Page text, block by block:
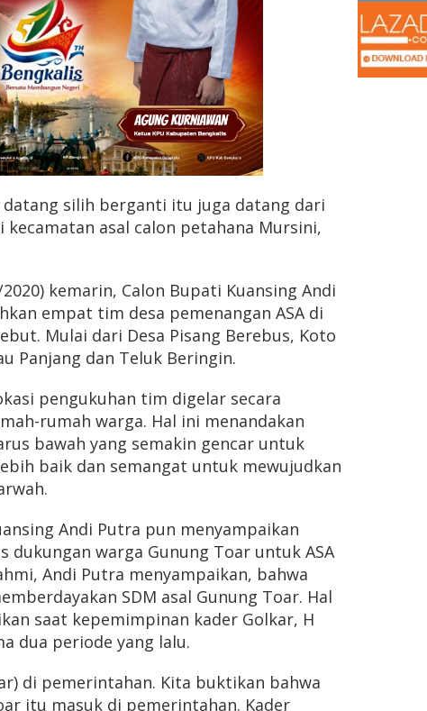
datang silih berganti itu juga datang dari
kecamatan asal calon petahana Mursini,
kemarin, Calon Bupati Kuansing Andi
empat tim desa pemenangan ASA di
Mulai dari Desa Pisang Berebus, Koto
Panjang dan Teluk Beringin.
pengukuhan tim digelar secara
rumah warga. Hal ini menandakan
bawah yang semakin gencar untuk
baik dan semangat untuk mewujudkan
Andi Putra pun menyampaikan
dukungan warga Gunung Toar untuk ASA
Andi Putra menyampaikan, bahwa
SDM asal Gunung Toar. Hal
saat kepemimpinan kader Golkar, H
dua periode yang lalu.
di pemerintahan. Kita buktikan bahwa
itu masuk di pemerintahan. Kader